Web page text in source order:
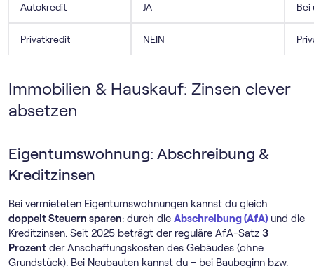
Autokredit JA Bei
Privatkredit NEIN
Immobilien & Hauskauf: Zinsen clever
absetzen
Eigentumswohnung: Abschreibung &
Kreditzinsen
Bei vermieteten Eigentumswohnungen kannst du gleich
doppelt Steuern sparen: durch die Abschreibung (AfA) und die
Kreditzinsen. Seit 2025 beträgt der reguläre AfA-Satz 3
Prozent der Anschaffungskosten des Gebäudes (ohne
Grundstück). Bei Neubauten kannst du – bei Baubeginn bzw.